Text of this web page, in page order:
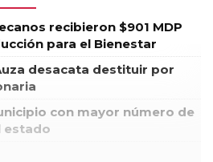
recibieron $901 MDP
para el Bienestar
desacata destituir por
con mayor número de
estado